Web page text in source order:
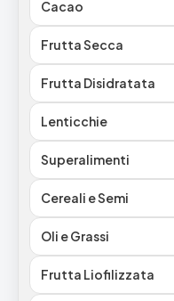
Cacao
Frutta Secca
Frutta Disidratata
Lenticchie
Superalimenti
Cereali e Semi
Oli e Grassi
Frutta Liofilizzata